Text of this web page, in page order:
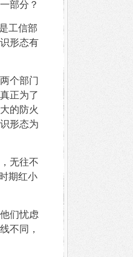
部分？
工信部
形态有
个部门
正为了
的防火
形态为
无往不
期红小
们忧虑
不同，